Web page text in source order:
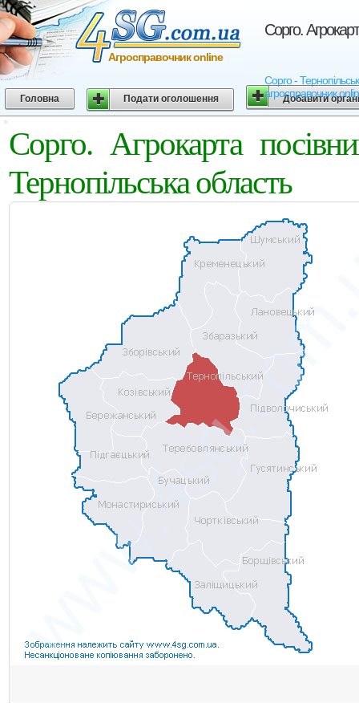
Сорго.
Сорго -
агросправочник
Агросправочник online
Головна Подати оголошення Добавити
Сорго. Агрокарта
Тернопільська область